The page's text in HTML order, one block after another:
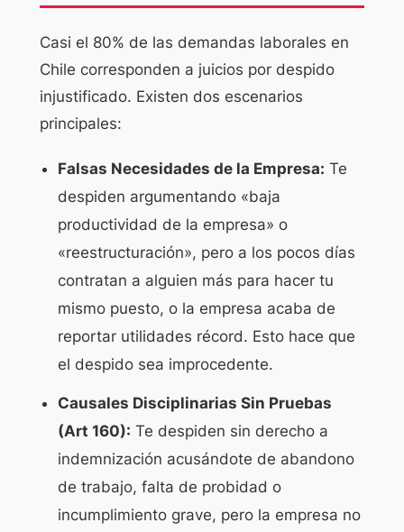
Casi el 80% de las demandas laborales en
Chile corresponden a juicios por despido
injustificado. Existen dos escenarios
principales:
Falsas Necesidades de la Empresa: Te
despiden argumentando «baja
productividad de la empresa» o
«reestructuración», pero a los pocos días
contratan a alguien más para hacer tu
mismo puesto, o la empresa acaba de
reportar utilidades récord. Esto hace que
el despido sea improcedente.
Causales Disciplinarias Sin Pruebas
(Art 160): Te despiden sin derecho a
indemnización acusándote de abandono
de trabajo, falta de probidad o
incumplimiento grave, pero la empresa no